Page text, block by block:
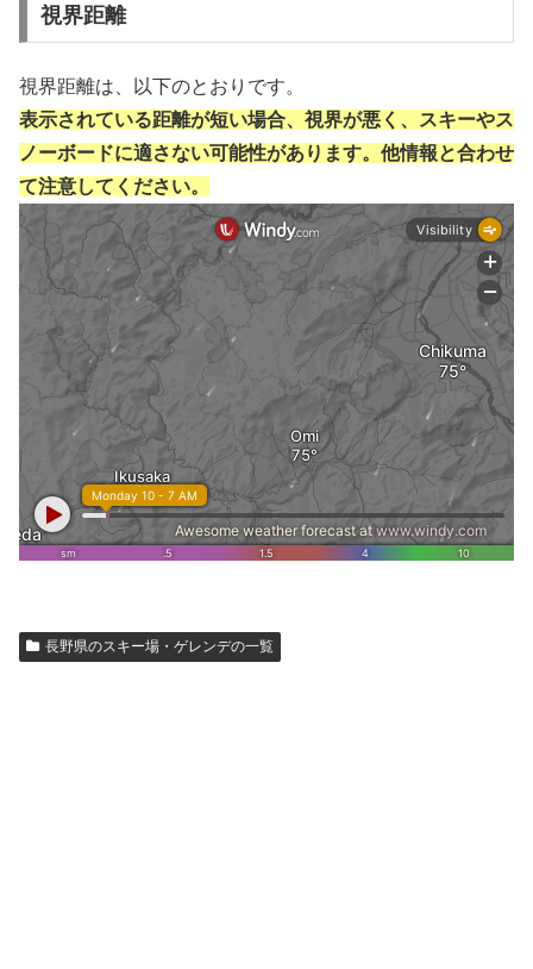
視界距離
視界距離は、以下のとおりです。
表示されている距離が短い場合、視界が悪く、スキーやス
ノーボードに適さない可能性があります。他情報と合わせ
て注意してください。
長野県のスキー場・ゲレンデの一覧